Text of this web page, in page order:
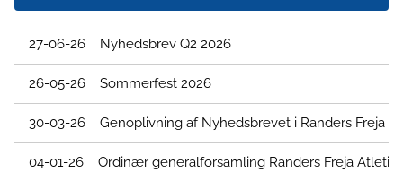
27-06-26 Nyhedsbrev Q2 2026
26-05-26 Sommerfest 2026
30-03-26 Genoplivning af Nyhedsbrevet i Randers Freja
04-01-26 Ordinær generalforsamling Randers Freja Atletik